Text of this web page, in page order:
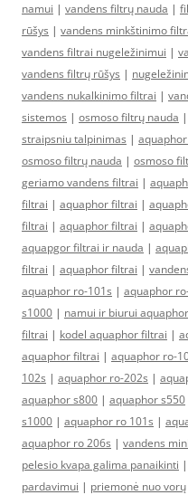
namui | vandens filtrų nauda |
rūšys | vandens minkštinimo
vandens filtrai nugeležinimui |
vandens filtrų rūšys |
vandens nukalkinimo filtrai |
sistemos | osmoso filtrų nauda |
straipsniu talpinimas |
osmoso filtrų nauda | osmoso
geriamo vandens filtrai |
filtrai | aquaphor filtrai |
filtrai | aquaphor filtrai |
aquapgor filtrai ir nauda |
filtrai | aquaphor filtrai |
aquaphor ro-101s | aquaphor
s1000 | namui ir biurui
filtrai | kodel aquaphor filtrai |
aquaphor filtrai | aquaphor ro-
102s | aquaphor ro-202s |
aquaphor s800 | aquaphor s550
s1000 | aquaphor ro 101s |
aquaphor ro 206s | vandens
pelesio kvapa galima panaikinti |
pardavimui | priemonė nuo vorų